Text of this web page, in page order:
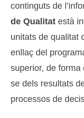
continguts de
de Qualitat està
unitats de qualitat
enllaç del
superior, de
se dels resultats
processos de